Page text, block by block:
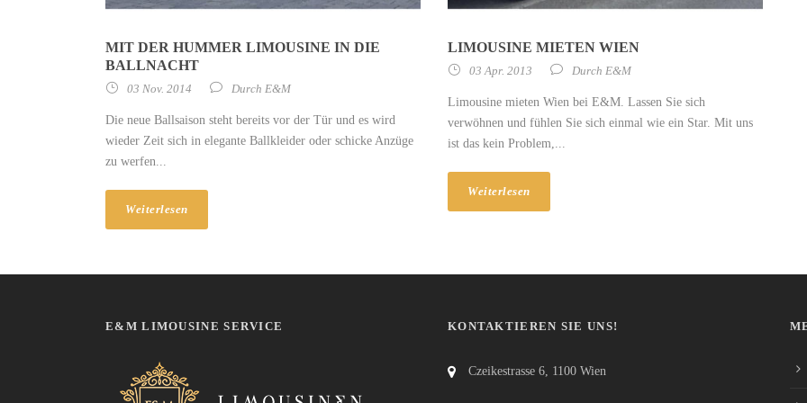
MIT DER HUMMER LIMOUSINE IN DIE
BALLNACHT
03 Nov. 2014 Durch E&M
Die neue Ballsaison steht bereits vor der Tür und es wird
wieder Zeit sich in elegante Ballkleider oder schicke Anzüge
zu werfen...
Weiterlesen
LIMOUSINE MIETEN WIEN
03 Apr. 2013 Durch E&M
Limousine mieten Wien bei E&M. Lassen Sie sich
verwöhnen und fühlen Sie sich einmal wie ein Star. Mit uns
ist das kein Problem,...
Weiterlesen
E&M LIMOUSINE SERVICE KONTAKTIEREN SIE UNS!
Czeikestrasse 6, 1100 Wien